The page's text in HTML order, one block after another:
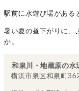
駅前に水遊び場がある
暑い夏の昼下がりに、
か。
和泉川・地蔵原の水
横浜市泉区和泉町